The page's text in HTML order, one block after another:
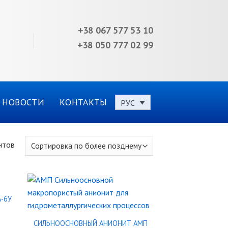
+38 067 577 53 10
+38 050 777 02 99
НОВОСТИ КОНТАКТЫ РУС
6У
СИЛЬНООСНОВНЫЙ АНИОНИТ АМП